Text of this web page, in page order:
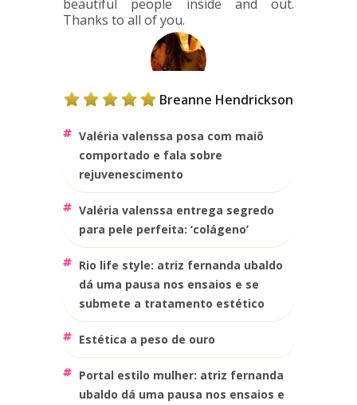
beautiful people inside and out.
Thanks to all of you.
Breanne Hendrickson
valéria valenssa posa com maiô
comportado e fala sobre
rejuvenescimento
valéria valenssa entrega segredo
para pele perfeita: ‘colágeno’
rio life style: atriz fernanda ubaldo
dá uma pausa nos ensaios e se
submete a tratamento estético
estética a peso de ouro
portal estilo mulher: atriz fernanda
ubaldo dá uma pausa nos ensaios e